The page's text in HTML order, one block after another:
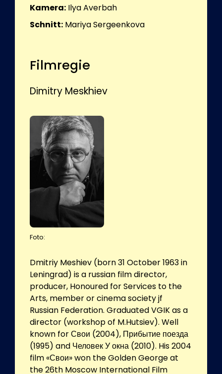
Kamera: Ilya Averbah
Schnitt: Mariya Sergeenkova
Filmregie
Dimitry Meskhiev
Foto:
Dmitriy Meshiev (born 31 October 1963 in
Leningrad) is a russian film director,
producer, Honoured for Services to the
Arts, member or cinema society jf
Russian Federation. Graduated VGIK as a
director (workshop of M.Hutsiev). Well
known for Свои (2004), Прибытие поезда
(1995) and Человек У окна (2010). His 2004
film «Свои» won the Golden George at
the 26th Moscow International Film